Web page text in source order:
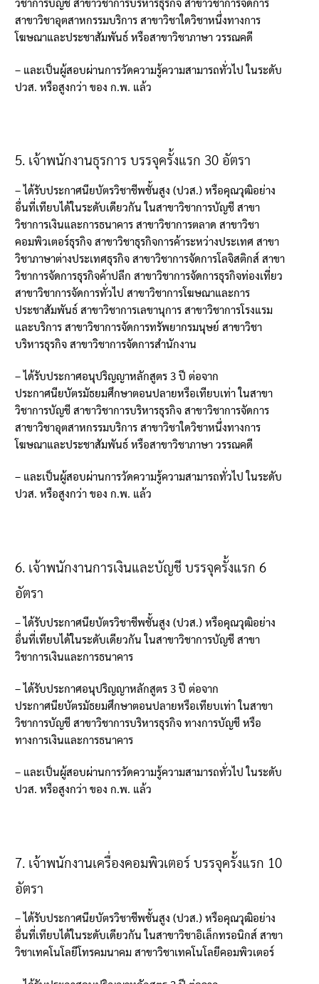
วิชาการบัญชี สาขาวิชาการบริหารธุรกิจ สาขาวิชาการจัดการ
สาขาวิชาอุตสาหกรรมบริการ สาขาวิชาใดวิชาหนึ่งทางการ
โฆษณาและประชาสัมพันธ์ หรือสาขาวิชาภาษา วรรณคดี
– และเป็นผู้สอบผ่านการวัดความรู้ความสามารถทั่วไป ในระดับ
ปวส .หรือสูงกว่า ของ ก .พ แล้ว
5. เจ้าพนักงานธุรการ บรรจุครั้งแรก 30 อัตรา
–ได้รับประกาศนียบัตรวิชาชีพชั้นสูง (ปวส .)หรือคุณวุฒิอย่าง
อื่นที่เทียบได้ในระดับเดียวกัน ในสาขาวิชาการบัญชี สาขา
วิชาการเงินและการธนาคาร สาขาวิชาการตลาด สาขาวิชา
คอมพิวเตอร์ธุรกิจ สาขาวิชาธุรกิจการค้าระหว่างประเทศ สาขา
วิชาภาษาต่างประเทศธุรกิจ สาขาวิชาการจัดการโลจิสติกส์ สาขา
วิชาการจัดการธุรกิจค้าปลีก สาขาวิชาการจัดการธุรกิจท่องเที่ยว
สาขาวิชาการจัดการทั่วไป สาขาวิชาการโฆษณาและการ
ประชาสัมพันธ์ สาขาวิชาการเลขานุการ สาขาวิชาการโรงแรม
และบริการ สาขาวิชาการจัดการทรัพยากรมนุษย์ สาขาวิชา
บริหารธุรกิจ สาขาวิชาการจัดการสำนักงาน
–ได้รับประกาศอนุปริญญาหลักสูตร 3ปี ต่อจาก
ประกาศนียบัตรมัธยมศึกษาตอนปลายหรือเทียบเท่า ในสาขา
วิชาการบัญชี สาขาวิชาการบริหารธุรกิจ สาขาวิชาการจัดการ
สาขาวิชาอุตสาหกรรมบริการ สาขาวิชาใดวิชาหนึ่งทางการ
โฆษณาและประชาสัมพันธ์ หรือสาขาวิชาภาษา วรรณคดี
– และเป็นผู้สอบผ่านการวัดความรู้ความสามารถทั่วไป ในระดับ
ปวส.หรือสูงกว่า ของ ก.พ. แล้ว
6. เจ้าพนักงานการเงินและบัญชี บรรจุครั้งแรก 6
อัตรา
–ได้รับประกาศนียบัตรวิชาชีพชั้นสูง (ปวส.)หรือคุณวุฒิอย่าง
อื่นที่เทียบได้ในระดับเดียวกัน ในสาขาวิชาการบัญชี สาขา
วิชาการเงินและการธนาคาร
–ได้รับประกาศอนุปริญญาหลักสูตร 3ปี ต่อจาก
ประกาศนียบัตรมัธยมศึกษาตอนปลายหรือเทียบเท่า ในสาขา
วิชาการบัญชี สาขาวิชาการบริหารธุรกิจ ทางการบัญชี หรือ
ทางการเงินและการธนาคาร
– และเป็นผู้สอบผ่านการวัดความรู้ความสามารถทั่วไป ในระดับ
ปวส.หรือสูงกว่า ของ ก.พ. แล้ว
7. เจ้าพนักงานเครื่องคอมพิวเตอร์ บรรจุครั้งแรก 10
อัตรา
–ได้รับประกาศนียบัตรวิชาชีพชั้นสูง (ปวส.)หรือคุณวุฒิอย่าง
อื่นที่เทียบได้ในระดับเดียวกัน ในสาขาวิชาอิเล็กทรอนิกส์ สาขา
วิชาเทคโนโลยีโทรคมนาคม สาขาวิชาเทคโนโลยีคอมพิวเตอร์